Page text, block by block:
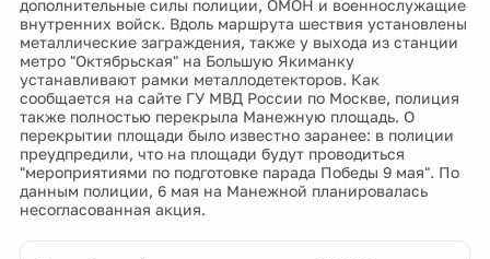
дополнительные силы полиции, ОМОН и военнослужащие
внутренних войск. Вдоль маршрута шествия установлены
металлические заграждения, также у выхода из станции
метро "Октябрьская" на Большую Якиманку
устанавливают рамки металлодетекторов. Как
сообщается на сайте ГУ МВД России по Москве, полиция
также полностью перекрыла Манежную площадь. О
перекрытии площади было известно заранее: в полиции
преудпредили, что на площади будут проводиться
"мероприятиями по подготовке парада Победы 9 мая". По
данным полиции, 6 мая на Манежной планировалась
несогласованная акция.